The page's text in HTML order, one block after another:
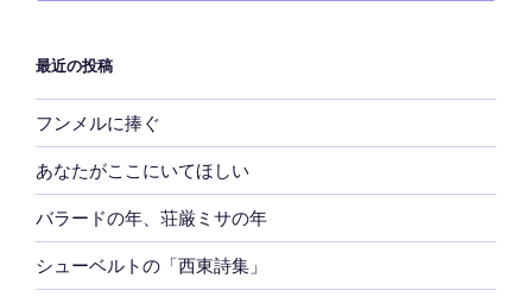
最近の投稿
フンメルに捧ぐ
あなたがここにいてほしい
バラードの年、荘厳ミサの年
シューベルトの「西東詩集」